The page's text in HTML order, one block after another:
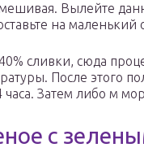
Вылейте
на маленький
сливки, сюда
После этого
часа. Затем либо м
с